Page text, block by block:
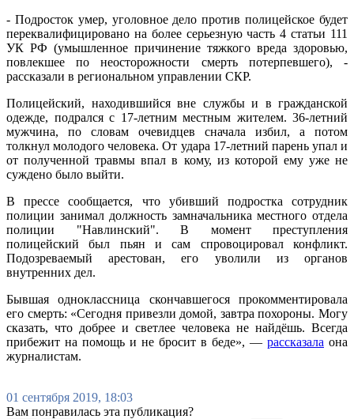
- Подросток умер, уголовное дело против полицейское будет
переквалифицировано на более серьезную часть 4 статьи 111
УК РФ (умышленное причинение тяжкого вреда здоровью,
повлекшее по неосторожности смерть потерпевшего), -
рассказали в региональном управлении СКР.
Полицейский, находившийся вне службы и в гражданской
одежде, подрался с 17-летним местным жителем. 36-летний
мужчина, по словам очевидцев сначала избил, а потом
толкнул молодого человека. От удара 17-летний парень упал и
от полученной травмы впал в кому, из которой ему уже не
суждено было выйти.
В прессе сообщается, что убивший подростка сотрудник
полиции занимал должность замначальника местного отдела
полиции "Навлинский". В момент преступления
полицейский был пьян и сам спровоцировал конфликт.
Подозреваемый арестован, его уволили из органов
внутренних дел.
Бывшая одноклассница скончавшегося прокомментировала
его смерть: «Сегодня привезли домой, завтра похороны. Могу
сказать, что добрее и светлее человека не найдёшь. Всегда
прибежит на помощь и не бросит в беде», — рассказала она
журналистам.
01 сентября 2019, 18:03
Вам понравилась эта публикация?